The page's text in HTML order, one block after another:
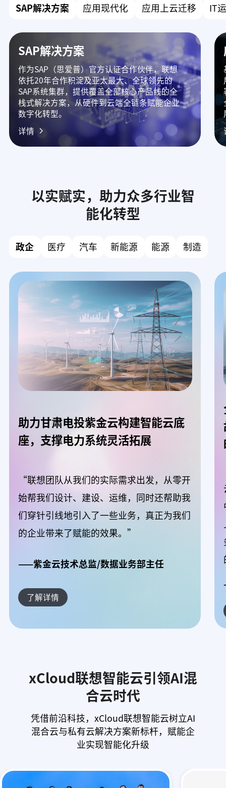
SAP解决方案 应用现代化 应用上云迁移 IT
SAP解决方案
作为SAP（思爱普）官方认证合作伙伴，联想
依托20年合作积淀及亚太最大、全球领先的
SAP系统集群，提供覆盖全部核心产品线的全
栈式解决方案，从硬件到云端全链条赋能企业
数字化转型。
详情
以实赋实，助力众多行业智
能化转型
政企 医疗 汽车 新能源 能源 制造
助力甘肃电投紫金云构建智能云底
座，支撑电力系统灵活拓展
“联想团队从我们的实际需求出发，从零开
始帮我们设计、建设、运维，同时还帮助我
们穿针引线地引入了一些业务，真正为我们
的企业带来了赋能的效果。”
——紫金云技术总监/数据业务部主任
了解详情
xCloud联想智能云引领AI混
合云时代
凭借前沿科技，xCloud联想智能云树立AI
混合云与私有云解决方案新标杆，赋能企
业实现智能化升级